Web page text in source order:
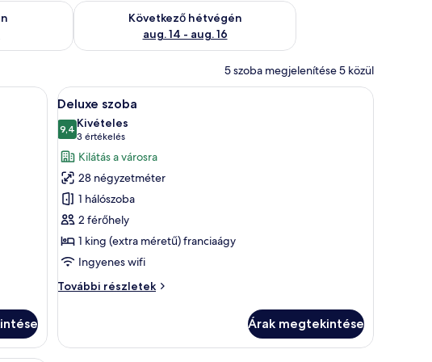
állás ellenőrzése: aug. 7 - aug. 9
Következő hétvégén
aug. 14 - aug. 16
A következő hétvégi rendelkezésre állás ellenőrzése: aug. 14 -
5 szoba megjelenítése 5 közül
a falra szerelt televízió és egy nyitott ajtón keresztül belátható fürdőszoba.
melyben fából készült ágy, íróasztal, szék, televízió és egy nagy, függönnyel ellátott
A
következő
szoba
összes
képének
megtekintése:
Deluxe
szoba
Egy hálószoba, melynek egyik fala kőből
5
Deluxe szoba
9,410-ből 9,4
Kivételes
3 értékelés
(3
értékelés)
Kilátás a városra
28 négyzetméter
1 hálószoba
2 férőhely
1 king (extra méretű) franciaágy
Ingyenes wifi
További részletek
Deluxe
Árak megtekintése